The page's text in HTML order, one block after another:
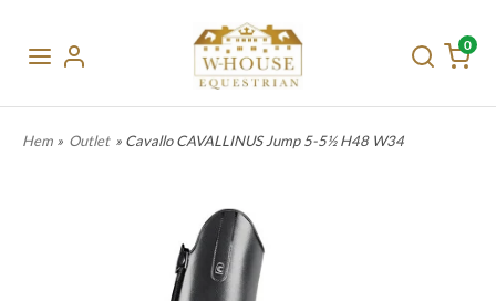
0
Hem » Outlet » Cavallo CAVALLINUS Jump 5-5½ H48 W34